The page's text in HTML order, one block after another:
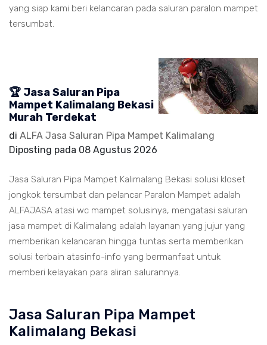
yang siap kami beri kelancaran pada saluran paralon mampet
tersumbat.
🏆 Jasa Saluran Pipa
Mampet Kalimalang Bekasi
Murah Terdekat
di ALFA Jasa Saluran Pipa Mampet Kalimalang
Diposting pada 08 Agustus 2026
Jasa Saluran Pipa Mampet Kalimalang Bekasi solusi kloset
jongkok tersumbat dan pelancar Paralon Mampet adalah
ALFAJASA atasi wc mampet solusinya, mengatasi saluran
jasa mampet di Kalimalang adalah layanan yang jujur yang
memberikan kelancaran hingga tuntas serta memberikan
solusi terbain atasinfo-info yang bermanfaat untuk
memberi kelayakan para aliran salurannya.
Jasa Saluran Pipa Mampet
Kalimalang Bekasi